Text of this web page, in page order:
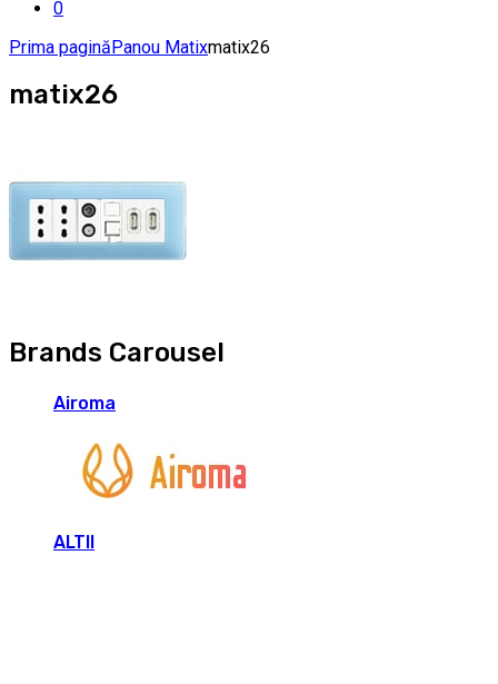
0
Prima paginăPanou Matixmatix26
matix26
Brands Carousel
Airoma
ALTII